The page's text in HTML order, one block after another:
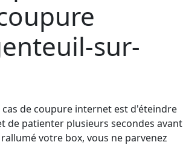
sur-
de coupure internet est d'éteindre
de patienter plusieurs secondes avant
votre box, vous ne parvenez